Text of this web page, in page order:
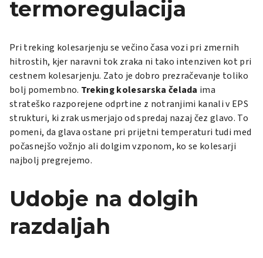
termoregulacija
Pri treking kolesarjenju se večino časa vozi pri zmernih
hitrostih, kjer naravni tok zraka ni tako intenziven kot pri
cestnem kolesarjenju. Zato je dobro prezračevanje toliko
bolj pomembno. Treking kolesarska čelada ima
strateško razporejene odprtine z notranjimi kanali v EPS
strukturi, ki zrak usmerjajo od spredaj nazaj čez glavo. To
pomeni, da glava ostane pri prijetni temperaturi tudi med
počasnejšo vožnjo ali dolgim vzponom, ko se kolesarji
najbolj pregrejemo.
Udobje na dolgih
razdaljah